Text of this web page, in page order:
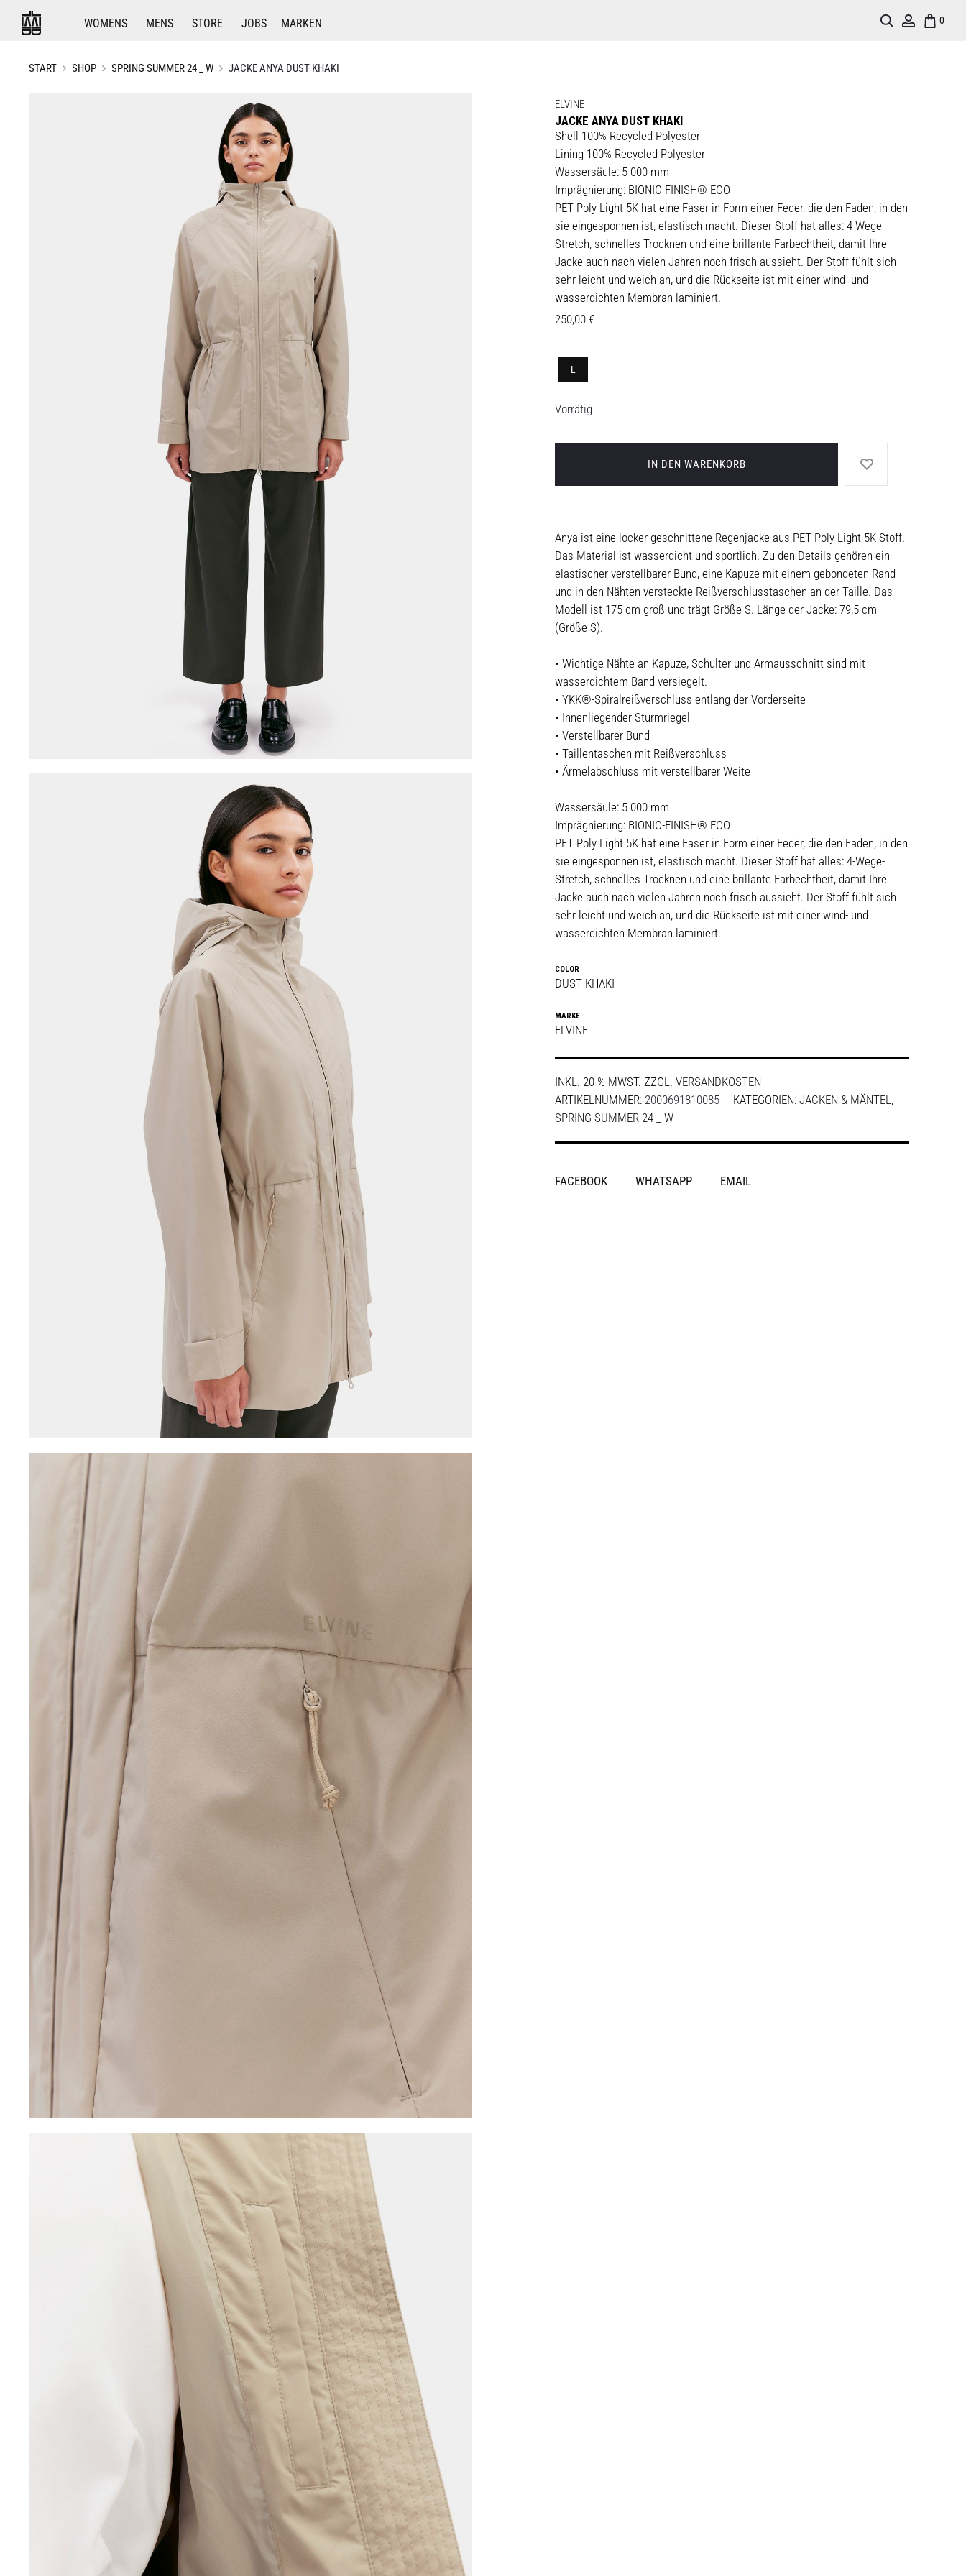
WOMENS MENS STORE JOBS MARKEN 0
Account
Search
START SHOP SPRING SUMMER 24 _ W JACKE ANYA DUST KHAKI
ELVINE
JACKE ANYA DUST KHAKI
Shell 100% Recycled Polyester
Lining 100% Recycled Polyester
Wassersäule: 5 000 mm
Imprägnierung: BIONIC-FINISH® ECO
PET Poly Light 5K hat eine Faser in Form einer Feder, die den Faden, in den
sie eingesponnen ist, elastisch macht. Dieser Stoff hat alles: 4-Wege-
Stretch, schnelles Trocknen und eine brillante Farbechtheit, damit Ihre
Jacke auch nach vielen Jahren noch frisch aussieht. Der Stoff fühlt sich
sehr leicht und weich an, und die Rückseite ist mit einer wind- und
wasserdichten Membran laminiert.
250,00 €
L
Vorrätig
IN DEN WARENKORB
Anya ist eine locker geschnittene Regenjacke aus PET Poly Light 5K Stoff.
Das Material ist wasserdicht und sportlich. Zu den Details gehören ein
elastischer verstellbarer Bund, eine Kapuze mit einem gebondeten Rand
und in den Nähten versteckte Reißverschlusstaschen an der Taille. Das
Modell ist 175 cm groß und trägt Größe S. Länge der Jacke: 79,5 cm
(Größe S).
• Wichtige Nähte an Kapuze, Schulter und Armausschnitt sind mit
wasserdichtem Band versiegelt.
• YKK®-Spiralreißverschluss entlang der Vorderseite
• Innenliegender Sturmriegel
• Verstellbarer Bund
• Taillentaschen mit Reißverschluss
• Ärmelabschluss mit verstellbarer Weite
Wassersäule: 5 000 mm
Imprägnierung: BIONIC-FINISH® ECO
PET Poly Light 5K hat eine Faser in Form einer Feder, die den Faden, in den
sie eingesponnen ist, elastisch macht. Dieser Stoff hat alles: 4-Wege-
Stretch, schnelles Trocknen und eine brillante Farbechtheit, damit Ihre
Jacke auch nach vielen Jahren noch frisch aussieht. Der Stoff fühlt sich
sehr leicht und weich an, und die Rückseite ist mit einer wind- und
wasserdichten Membran laminiert.
COLOR
DUST KHAKI
MARKE
ELVINE
INKL. 20 % MWST. ZZGL. VERSANDKOSTEN
ARTIKELNUMMER: 2000691810085 KATEGORIEN: JACKEN & MÄNTEL,
SPRING SUMMER 24 _ W
SHARE
FACEBOOK WHATSAPP EMAIL